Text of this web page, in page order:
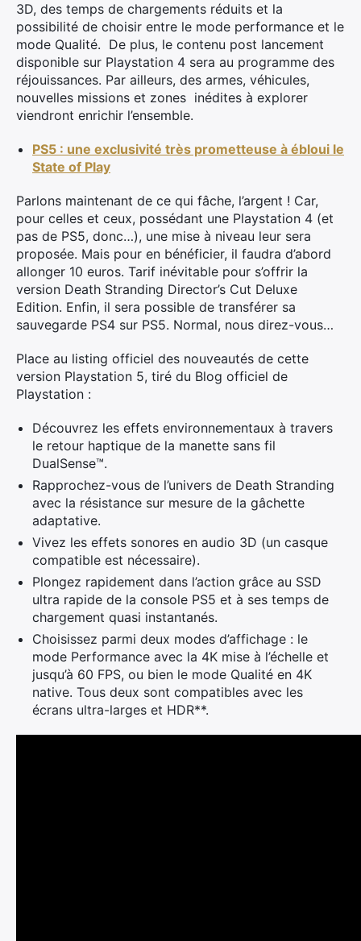
3D, des temps de chargements réduits et la
possibilité de choisir entre le mode performance et le
mode Qualité. De plus, le contenu post lancement
disponible sur Playstation 4 sera au programme des
réjouissances. Par ailleurs, des armes, véhicules,
nouvelles missions et zones inédites à explorer
viendront enrichir l’ensemble.
PS5 : une exclusivité très prometteuse à ébloui le
State of Play
Parlons maintenant de ce qui fâche, l’argent ! Car,
pour celles et ceux, possédant une Playstation 4 (et
pas de PS5, donc…), une mise à niveau leur sera
proposée. Mais pour en bénéficier, il faudra d’abord
allonger 10 euros. Tarif inévitable pour s’offrir la
version Death Stranding Director’s Cut Deluxe
Edition. Enfin, il sera possible de transférer sa
sauvegarde PS4 sur PS5. Normal, nous direz-vous…
Place au listing officiel des nouveautés de cette
version Playstation 5, tiré du Blog officiel de
Playstation :
Découvrez les effets environnementaux à travers
le retour haptique de la manette sans fil
DualSense™.
Rapprochez-vous de l’univers de Death Stranding
avec la résistance sur mesure de la gâchette
adaptative.
Vivez les effets sonores en audio 3D (un casque
compatible est nécessaire).
Plongez rapidement dans l’action grâce au SSD
ultra rapide de la console PS5 et à ses temps de
chargement quasi instantanés.
Choisissez parmi deux modes d’affichage : le
mode Performance avec la 4K mise à l’échelle et
jusqu’à 60 FPS, ou bien le mode Qualité en 4K
native. Tous deux sont compatibles avec les
écrans ultra-larges et HDR**.